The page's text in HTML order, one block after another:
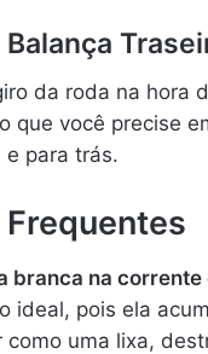
da roda na hora
que você precise
para trás.
branca na corrente
ideal, pois ela
como uma lixa,